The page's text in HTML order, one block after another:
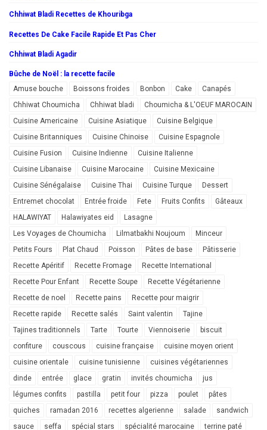
Chhiwat Bladi Recettes de Khouribga
Recettes De Cake Facile Rapide Et Pas Cher
Chhiwat Bladi Agadir
Bûche de Noël : la recette facile
Amuse bouche
Boissons froides Bonbon Cake
Canapés
Chhiwat Choumicha
Chhiwat bladi
Choumicha & L'OEUF MAROCAIN
Cuisine Americaine
Cuisine Asiatique
Cuisine Belgique
Cuisine Britanniques
Cuisine Chinoise
Cuisine Espagnole
Cuisine Fusion
Cuisine Indienne
Cuisine Italienne
Cuisine Libanaise
Cuisine Marocaine
Cuisine Mexicaine
Cuisine Sénégalaise
Cuisine Thai Cuisine Turque
Dessert
Entremet chocolat
Entrée froide Fete Fruits Confits
Gâteaux
HALAWIYAT
Halawiyates eid
Lasagne
Les Voyages de Choumicha
Lilmatbakhi Noujoum
Minceur
Petits Fours
Plat Chaud Poisson Pâtes de base
Pâtisserie
Recette Apéritif
Recette Fromage
Recette International
Recette Pour Enfant
Recette Soupe
Recette Végétarienne
Recette de noel
Recette pains
Recette pour maigrir
Recette rapide
Recette salés Saint valentin
Tajine
Tajines traditionnels
Tarte Tourte Viennoiserie
biscuit
confiture
couscous cuisine française
cuisine moyen orient
cuisine orientale
cuisine tunisienne
cuisines végétariennes
dinde
entrée glace gratin invités choumicha
jus
légumes confits
pastilla petit four pizza poulet
pâtes
quiches
ramadan 2016 recettes algerienne salade
sandwich
sauce
seffa spécial stars spécialité marocaine terrine paté